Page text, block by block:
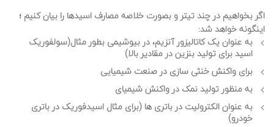
اگر بخواهیم در چند تیتر و بصورت خلاصه مصارف اسیدها را بیان کنیم ؛
اینگونه خواهد شد:
به عنوان یک کاتالیزور آنزیم، در بیوشیمی بطور مثال(سولفوریک
اسید برای تولید بنزین در مقادیر بالا)
برای واکنش خنثی سازی در صنعت شیمیایی
به منظور تولید نمک در واکنش شیمیای
به عنوان الکترولیت در باتری ها (برای مثال اسیدفوریک در باتری
خودرو)